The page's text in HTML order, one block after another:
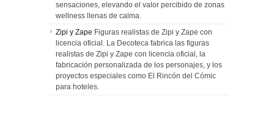
sensaciones, elevando el valor percibido de zonas
wellness llenas de calma.
Zipi y Zape Figuras realistas de Zipi y Zape con
licencia oficial. La Decoteca fabrica las figuras
realistas de Zipi y Zape con licencia oficial, la
fabricación personalizada de los personajes, y los
proyectos especiales como El Rincón del Cómic
para hoteles.